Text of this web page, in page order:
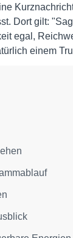
Dort gilt:
egal,
einem